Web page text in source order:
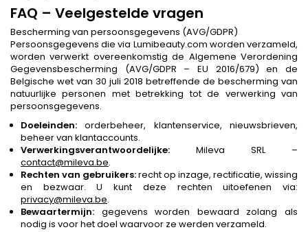
FAQ – Veelgestelde vragen
Bescherming van persoonsgegevens (AVG/GDPR)
Persoonsgegevens die via Lumibeauty.com worden verzameld,
worden verwerkt overeenkomstig de Algemene Verordening
Gegevensbescherming (AVG/GDPR – EU 2016/679) en de
Belgische wet van 30 juli 2018 betreffende de bescherming van
natuurlijke personen met betrekking tot de verwerking van
persoonsgegevens.
Doeleinden: orderbeheer, klantenservice, nieuwsbrieven,
beheer van klantaccounts.
Verwerkingsverantwoordelijke: Mileva SRL –
contact@mileva.be.
Rechten van gebruikers:recht op inzage, rectificatie, wissing
en bezwaar. U kunt deze rechten uitoefenen via:
privacy@mileva.be.
Bewaartermijn: gegevens worden bewaard zolang als
nodig is voor het doel waarvoor ze werden verzameld.